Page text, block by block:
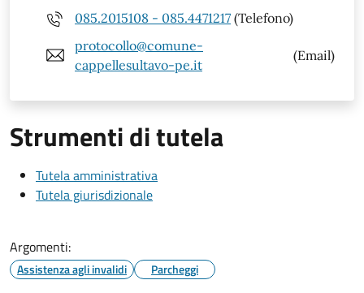
085.2015108 - 085.4471217 (Telefono)
protocollo@comune-
cappellesultavo-pe.it
(Email)
Strumenti di tutela
Tutela amministrativa
Tutela giurisdizionale
Argomenti:
Assistenza agli invalidi Parcheggi